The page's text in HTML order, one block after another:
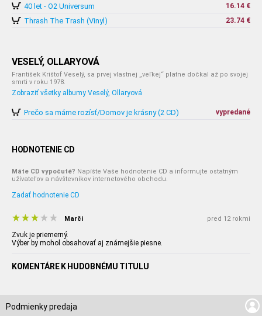
40 let - O2 Universum 16.14 €
Thrash The Trash (Vinyl) 23.74 €
VESELÝ, OLLARYOVÁ
František Krištof Veselý, sa prvej vlastnej „veľkej“ platne dočkal až po svojej
smrti v roku 1978.
Zobraziť všetky albumy Veselý, Ollaryová
Prečo sa máme rozísť/Domov je krásny (2 CD) vypredané
HODNOTENIE CD
Máte CD vypočuté? Napíšte Vaše hodnotenie CD a informujte ostatným
užívateľov a návštevníkov internetového obchodu.
Zadať hodnotenie CD
Marči pred 12 rokmi
Zvuk je priemerný.
Výber by mohol obsahovať aj známejšie piesne.
KOMENTÁRE K HUDOBNÉMU TITULU
Podmienky predaja